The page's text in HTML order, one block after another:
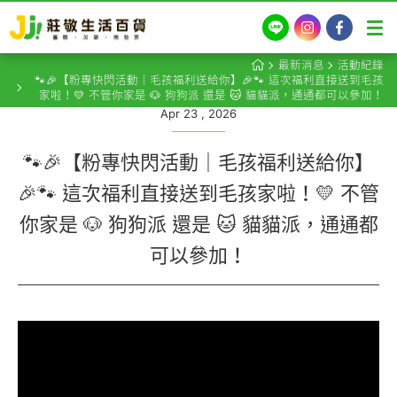
LINE InstagramFacebook
最新消息
活動紀錄
🐾🎉【粉專快閃活動｜毛孩福利送給你】🎉🐾 這次福利直接送到毛孩
家啦！💛 不管你家是 🐶 狗狗派 還是 🐱 貓貓派，通通都可以參加！
Apr 23 , 2026
🐾🎉【粉專快閃活動｜毛孩福利送給你】
🎉🐾 這次福利直接送到毛孩家啦！💛 不管
你家是 🐶 狗狗派 還是 🐱 貓貓派，通通都
可以參加！